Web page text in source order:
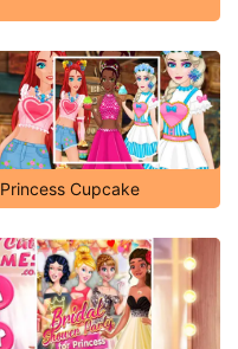
Princess Cupcake